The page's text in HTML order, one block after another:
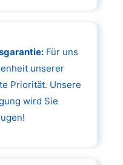
Für uns
unserer
Priorität. Unsere
wird Sie